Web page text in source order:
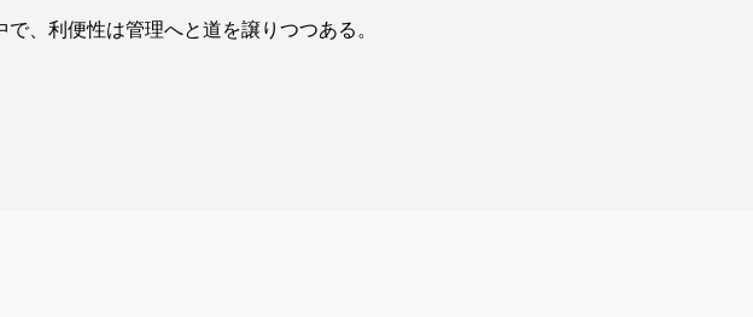
、利便性は管理へと道を譲りつつある。